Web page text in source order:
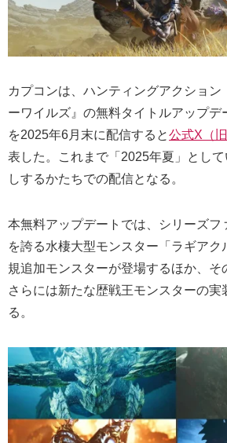
カプコンは、ハンティングアクション
ーワイルズ』の無料タイトルアップデ
を2025年6月末に配信すると公式X（旧
表した。これまで「2025年夏」とし
しするかたちでの配信となる。
本無料アップデートでは、シリーズフ
を誇る水棲大型モンスター「ラギアク
規追加モンスターが登場するほか、そ
さらには新たな歴戦王モンスターの実
る。